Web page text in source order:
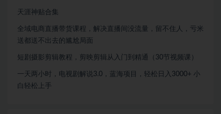
天涯神贴合集
全域电商直播带货课程，解决直播间没流量，留不住人，亏米
送都送不出去的尴尬局面
短剧摄影剪辑教程，剪映剪辑从入门到精通（30节视频课）
一天两小时，电视剧解说3.0，蓝海项目，轻松日入3000+ 小
白轻松上手